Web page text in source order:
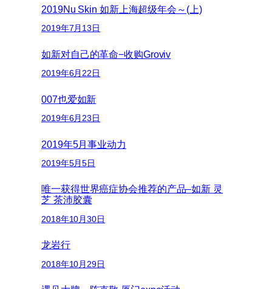
2019Nu Skin 如新上海超级年会～(上)
2019年7月13日
如新对自己的革命−收购Groviv
2019年6月22日
007也爱如新
2019年6月23日
2019年5月事业动力
2019年5月5日
唯一获得世界癌症协会推荐的产品–如新 灵
芝 茶沛胶囊
2018年10月30日
龙岩行
2018年10月29日